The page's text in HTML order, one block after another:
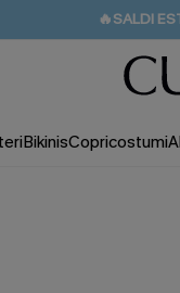
🔥SALDI
💌REGALO
BikinisCopricostumi